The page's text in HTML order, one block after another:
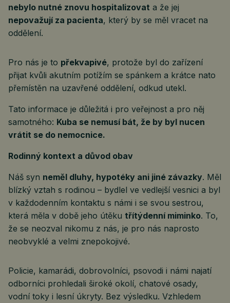
nebylo nutné znovu hospitalizovat a že jej
nepovažují za pacienta, který by se měl vracet na
oddělení.
Pro nás je to překvapivé, protože byl do zařízení
přijat kvůli akutním potížím se spánkem a krátce nato
přemístěn na uzavřené oddělení, odkud utekl.
Tato informace je důležitá i pro veřejnost a pro něj
samotného: Kuba se nemusí bát, že by byl nucen
vrátit se do nemocnice.
Rodinný kontext a důvod obav
Náš syn neměl dluhy, hypotéky ani jiné závazky. Měl
blízký vztah s rodinou – bydlel ve vedlejší vesnici a byl
v každodenním kontaktu s námi i se svou sestrou,
která měla v době jeho útěku třítýdenní miminko. To,
že se neozval nikomu z nás, je pro nás naprosto
neobvyklé a velmi znepokojivé.
Policie, kamarádi, dobrovolníci, psovodi i námi najatí
odborníci prohledali široké okolí, chatové osady,
vodní toky i lesní úkryty. Bez výsledku. Vzhledem